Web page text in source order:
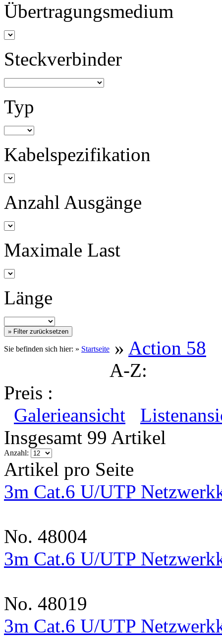
Übertragungsmedium
Steckverbinder
Typ
Kabelspezifikation
Anzahl Ausgänge
Maximale Last
Länge
Sie befinden sich hier: » Startseite » Action 58
A-Z:
Preis :
Galerieansicht
Insgesamt 99 Artikel
Anzahl:
Artikel pro Seite
3m Cat.6 U/UTP
No. 48004
3m Cat.6 U/UTP
No. 48019
3m Cat.6 U/UTP